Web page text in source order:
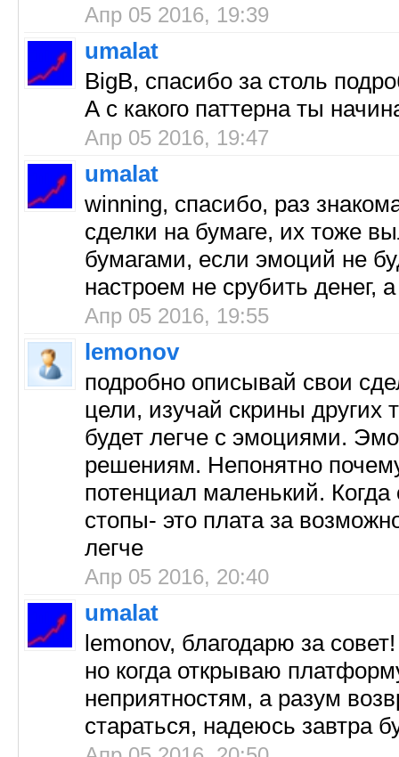
Апр 05 2016, 19:39
umalat
BigB, спасибо за столь
А с какого паттерна ты
Апр 05 2016, 19:47
umalat
winning, спасибо, раз
сделки на бумаге, их тоже
бумагами, если эмоций не
настроем не срубить денег,
Апр 05 2016, 19:55
lemonov
подробно описывай свои
цели, изучай скрины других
будет легче с эмоциями.
решениям. Непонятно
потенциал маленький.
стопы- это плата за
легче
Апр 05 2016, 20:40
umalat
lemonov, благодарю за
но когда открываю
неприятностям, а разум
стараться, надеюсь завтра